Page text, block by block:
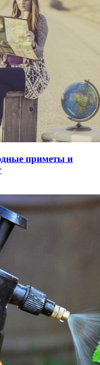
приметы и